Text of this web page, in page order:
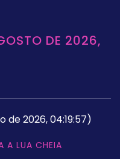
DE 2026,
de 2026, 04:19:57)
A LUA CHEIA